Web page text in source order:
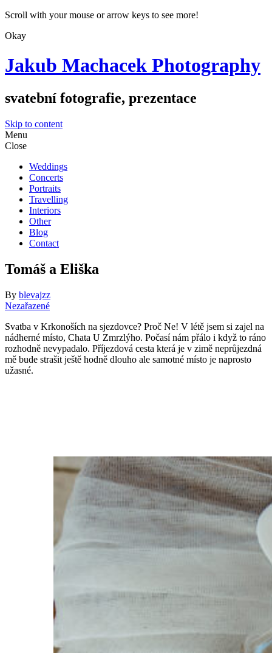
Scroll with your mouse or arrow keys to see more!
Okay
Jakub Machacek Photography
svatební fotografie, prezentace
Skip to content
Menu
Close
Weddings
Concerts
Portraits
Travelling
Interiors
Other
Blog
Contact
Tomáš a Eliška
By blevajzz
Nezařazené
Svatba v Krkonoších na sjezdovce? Proč Ne! V létě jsem si zajel na
nádherné místo, Chata U Zmrzlýho. Počasí nám přálo i když to ráno
rozhodně nevypadalo. Příjezdová cesta která je v zimě neprůjezdná
mě bude strašit ještě hodně dlouho ale samotné místo je naprosto
užasné.